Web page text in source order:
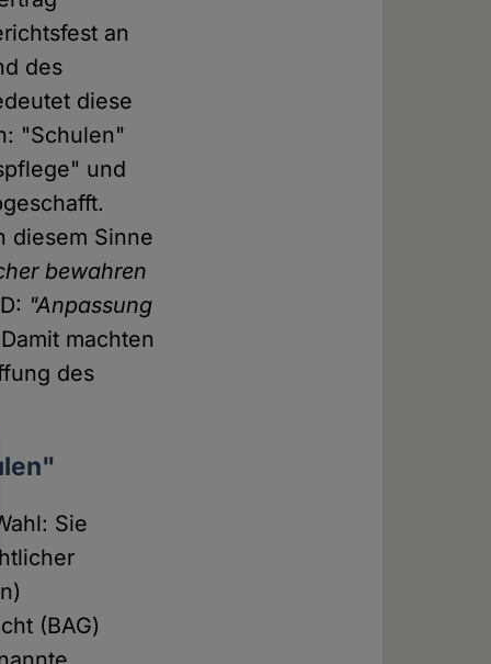
an
des
diese
"Schulen"
und
diesem Sinne
bewahren
"Anpassung
Damit machten
des
Sie
(BAG)